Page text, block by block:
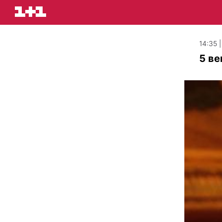
14:35
5